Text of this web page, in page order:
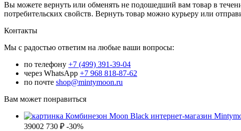
Вы можете вернуть или обменять не подошедший вам товар в
потребительских свойств. Вернуть товар можно курьеру или
Контакты
Мы с радостью ответим на любые ваши вопросы:
по телефону +7 (499) 391-39-04
через WhatsApp +7 968 818-87-62
по почте shop@mintymoon.ru
Вам может понравиться
39002 730 ₽ -30%